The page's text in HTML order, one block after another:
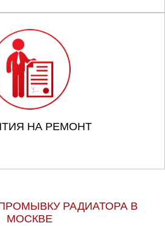
НА РЕМОНТ
РАДИАТОРА В
МОСКВЕ